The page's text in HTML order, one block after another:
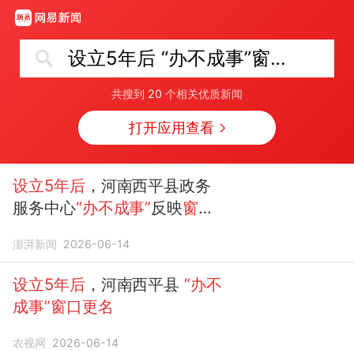
设立5年后 “办不成事”窗口更名
共搜到 20 个相关优质新闻
打开应用查看
设立5年后，河南西平县政务
服务中心“办不成事”反映窗口
澎湃新闻 2026-06-14
设立5年后，河南西平县 “办不
成事”窗口更名
农视网 2026-06-14